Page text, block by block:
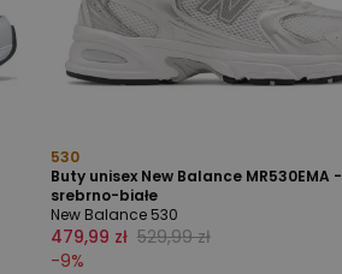
530
Buty unisex New Balance MR530EMA -
srebrno-białe
New Balance 530
479,99 zł 529,99 zł
-9%